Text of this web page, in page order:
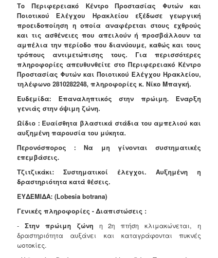
Σχολικές
Επιτροπές
Αγροτική
Ανάπτυξη
Ανακοινώσεις
Προγράμματα
Προσχολική
Αγωγή
Κοιμητήρια
Κέντρο
Οικογένειας
ΑΝΘΕΚΤΙΚΗ
ΠΟΛΗ
Το Περιφερειακό Κέντρο Προστασίας Φυτών και
Ποιοτικού Ελέγχου Ηρακλείου εξέδωσε γεωργική
προειδοποίηση η οποία αναφέρεται στους εχθρούς
και τις ασθένειες που απειλούν ή προσβάλλουν τα
αμπέλια την περίοδο που διανύουμε, καθώς και τους
τρόπους αντιμετώπισης τους. Για περισσότερες
πληροφορίες απευθυνθείτε στο Περιφερειακό Κέντρο
Προστασίας Φυτών και Ποιοτικού Ελέγχου Ηρακλείου,
τηλέφωνο 2810282248, πληροφορίες κ. Νίκο Μπαγκή.
Ευδεμίδα: Επαναληπτικός στην πρώιμη. Έναρξη
γενιάς στην όψιμη ζώνη.
Ωίδιο : Ευαίσθητα βλαστικά στάδια του αμπελιού και
αυξημένη παρουσία του μύκητα.
Περονόσπορος : Να μη γίνονται συστηματικές
επεμβάσεις.
Τζιτζικάκι: Συστηματικοί έλεγχοι. Αυξημένη η
δραστηριότητα κατά θέσεις.
ΕΥΔΕΜΙΔΑ: (Lobesia botrana)
Γενικές πληροφορίες - Διαπιστώσεις :
- Στην πρώιμη ζώνη η 2η πτήση κλιμακώνεται, η
δραστηριότητα αυξάνει και καταγράφονται πυκνές
ωοτοκίες.